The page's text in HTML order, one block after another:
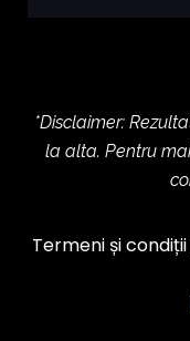
*Disclaimer:
la alta. Pentru
Termeni și condiții